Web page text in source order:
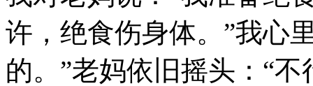
许，绝食伤身体。”我心
的。”老妈依旧摇头：“